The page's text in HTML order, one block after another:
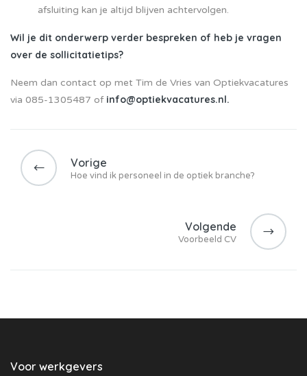
afsluiting kan je altijd blijven achtervolgen.
Wil je dit onderwerp verder bespreken of heb je vragen
over de sollicitatietips?
Neem dan contact op met Tim de Vries van Optiekvacatures
via 085-1305487 of info@optiekvacatures.nl.
navigatieVorige
Hoe vind ik personeel in de optiek branche?
Volgende
Voorbeeld CV
Voor werkgevers